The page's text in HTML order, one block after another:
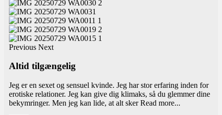
Previous Next
Altid tilgængelig
Jeg er en sexet og sensuel kvinde. Jeg har stor erfaring inden for
erotiske relationer. Jeg kan give dig klimaks, så du glemmer dine
bekymringer. Men jeg kan lide, at alt skerRead more...